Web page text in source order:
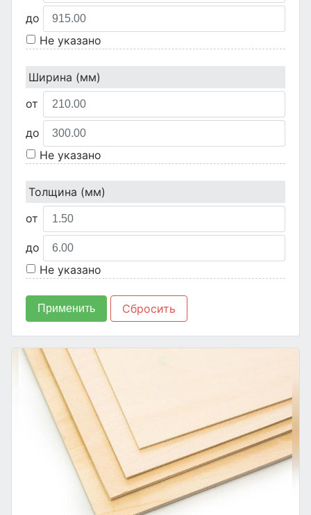
до
Не указано
Ширина (мм)
от
до
Не указано
Толщина (мм)
от
до
Не указано
Применить Сбросить